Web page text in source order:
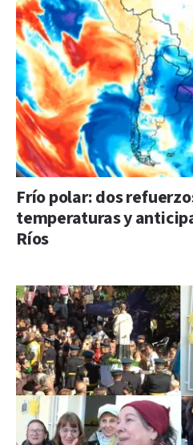
Frío polar: dos
temperaturas y
Ríos